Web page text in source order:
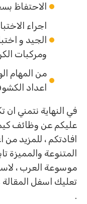
الاحتفاظ
اجراء
الجيد و
ومركبات
من المهام
اعداد
في النهاية نتمني
عليكم عن وظائف
افادتكم ، للمزيد
المتنوعة والمميزة
موسوعة العرب ،
تعليك اسفل
.